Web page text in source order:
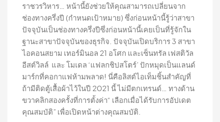
ราชวรวิหาร… หน้านี้ยังช่วยให้คุณสามารถเปลี่ยนจาก
ช่องทางครึ่งปี (กำหนดเป้าหมาย) ซึ่งก่อนหน้านี้รู้ว่าสาขา
ปัจจุบันเป็นช่องทางครึ่งปีซึ่งก่อนหน้านี้เคยเป็นที่รู้จักใน
ฐานะสาขาปัจจุบันของธุรกิจ. ปัจจุบันเปิดบริการ 3 สาขา
ไอคอนสยาม เทอร์มินอล 21 อโศก และเซ็นทรัล เฟสติวัล
อีสต์วิลล์ และ โมเดล ‘แฟลกชิปสโตร์’ ปักหมุดเป็นแลนด์
มาร์กที่คอกาแฟห้ามพลาด! นี่คือลิสต์ไอเท็มชิ้นสำคัญที่
ถ้ามีติดตู้เสื้อผ้าไว้ในปี 2021 นี้ ไม่มีตกเทรนด์… ทางด้าน
ขวาคลิกสองครั้งที่การตั้งค่า“ เลือกเมื่อได้รับการอัปเดต
คุณสมบัติ” เพื่อเปิดหน้าต่างคุณสมบัติ.